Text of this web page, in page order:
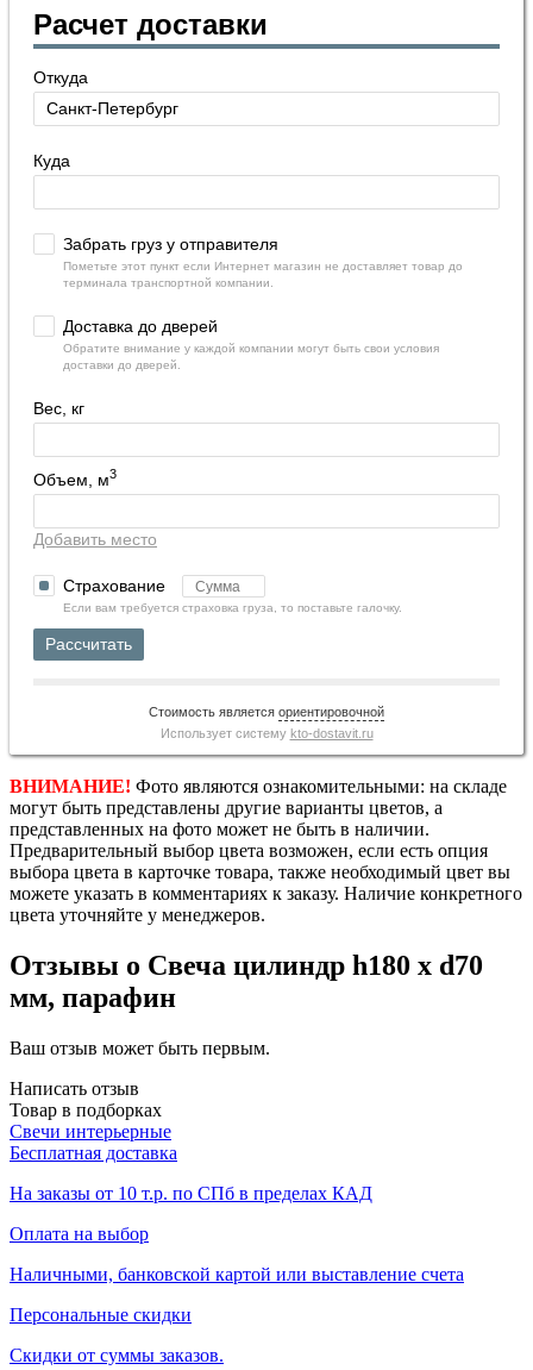
Расчет доставки
Откуда
Куда
Забрать груз у отправителя
Пометьте этот пункт если Интернет магазин не доставляет товар до
терминала транспортной компании.
Доставка до дверей
Обратите внимание у каждой компании могут быть свои условия
доставки до дверей.
Вес, кг
Объем, м3
Добавить место
Страхование
Если вам требуется страховка груза, то поставьте галочку.
Рассчитать
Стоимость является ориентировочной
Использует систему kto-dostavit.ru
ВНИМАНИЕ! Фото являются ознакомительными: на складе
могут быть представлены другие варианты цветов, а
представленных на фото может не быть в наличии.
Предварительный выбор цвета возможен, если есть опция
выбора цвета в карточке товара, также необходимый цвет вы
можете указать в комментариях к заказу. Наличие конкретного
цвета уточняйте у менеджеров.
Отзывы о Свеча цилиндр h180 х d70
мм, парафин
Ваш отзыв может быть первым.
Написать отзыв
Товар в подборках
Свечи интерьерные
Бесплатная доставка
На заказы от 10 т.р. по СПб в пределах КАД
Оплата на выбор
Наличными, банковской картой или выставление счета
Персональные скидки
Скидки от суммы заказов.